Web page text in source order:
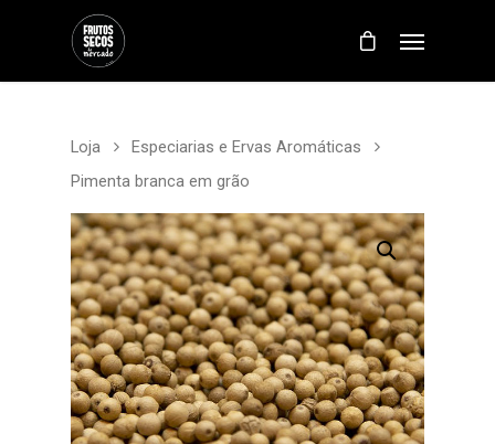
Loja
Especiarias e Ervas Aromáticas
Pimenta branca em grão